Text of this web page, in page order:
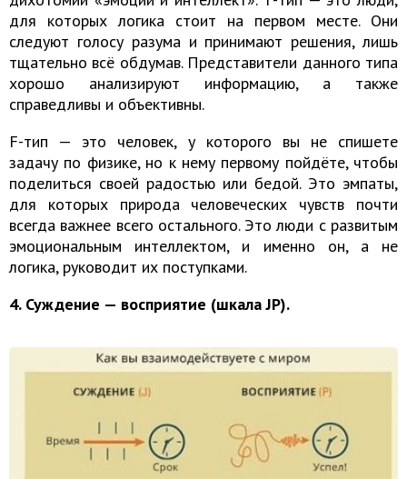
для которых логика стоит на первом месте. Они
следуют голосу разума и принимают решения, лишь
тщательно всё обдумав. Представители данного типа
хорошо анализируют информацию, а также
справедливы и объективны.
F-тип — это человек, у которого вы не спишете
задачу по физике, но к нему первому пойдёте, чтобы
поделиться своей радостью или бедой. Это эмпаты,
для которых природа человеческих чувств почти
всегда важнее всего остального. Это люди с развитым
эмоциональным интеллектом, и именно он, а не
логика, руководит их поступками.
4. Суждение — восприятие (шкала JP).